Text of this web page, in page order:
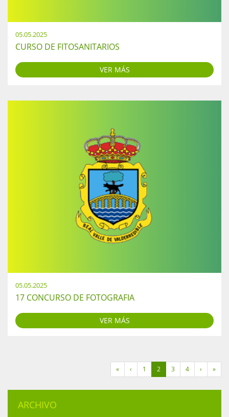
05.05.2025
CURSO DE FITOSANITARIOS
VER MÁS
05.05.2025
17 CONCURSO DE FOTOGRAFIA
VER MÁS
« ‹ 1 2 3 4 › »
ARCHIVO